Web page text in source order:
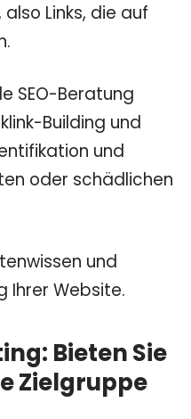
Links, die auf
SEO-Beratung
Building und
und
oder schädlichen
und
Ihrer Website.
Bieten Sie
Zielgruppe